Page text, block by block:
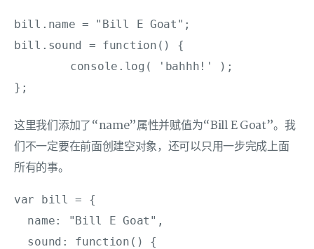
bill.name = "Bill E Goat";
bill.sound = function() {
};
这里我们添加了“name”属性并赋值为“Bill E Goat”。我
们不一定要在前面创建空对象，还可以只用一步完成上面
所有的事。
var bill = {
  name: "Bill E Goat",
  sound: function() {